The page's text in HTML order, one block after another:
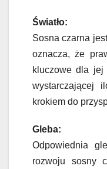
Światło:
Sosna czarna
oznacza, że
kluczowe dla jej
wystarczającej
krokiem do
Gleba:
Odpowiednia
rozwoju sosny